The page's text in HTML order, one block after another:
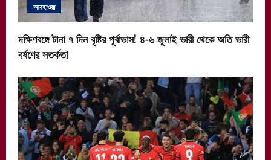
আবহাওয়া
দক্ষিণবঙ্গে টানা ৭ দিন বৃষ্টির পূর্বাভাস! ৪-৬ জুলাই ভারী থেকে অতি ভারী
বর্ষণের সতর্কতা